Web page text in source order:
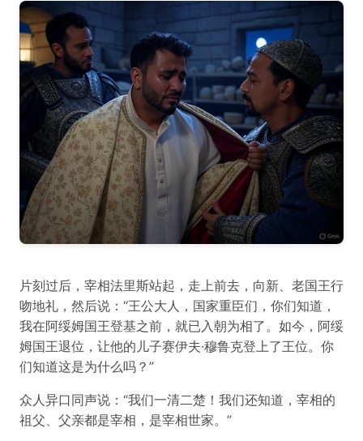
片刻过后，宰相法里斯站起，走上前去，向新、老国王行
吻地礼，然后说：“王公大人，国家重臣们，你们知道，
我在阿绥姆国王登基之前，就已入朝为相了。如今，阿绥
姆国王退位，让他的儿子赛伊夫·穆鲁克登上了王位。你
们知道这是为什么吗？”
众人异口同声说：“我们一清二楚！我们还知道，宰相的
祖父、父亲都是宰相，是宰相世家。”